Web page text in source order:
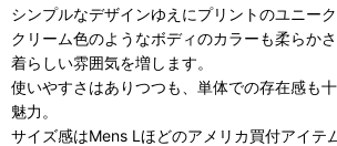
シンプルなデザインゆえにプリントのユニーク
クリーム色のようなボディのカラーも柔らか
着らしい雰囲気を増します。
使いやすさはありつつも、単体での存在感も
魅力。
サイズ感はMens Lほどのアメリカ買付アイテ